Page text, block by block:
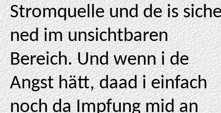
Stromquelle und de is
ned im unsichtbaren
Bereich. Und wenn i de
Angst hätt, daad i einfach
noch da Impfung mid an